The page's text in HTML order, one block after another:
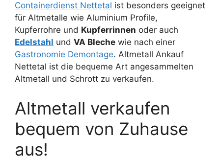
Containerdienst Nettetal ist besonders geeignet
für Altmetalle wie Aluminium Profile,
Kupferrohre und Kupferrinnen oder auch
Edelstahl und VA Bleche wie nach einer
Gastronomie Demontage. Altmetall Ankauf
Nettetal ist die bequeme Art angesammelten
Altmetall und Schrott zu verkaufen.
Altmetall verkaufen
bequem von Zuhause
aus!